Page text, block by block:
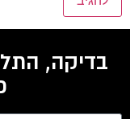
בדיקה,